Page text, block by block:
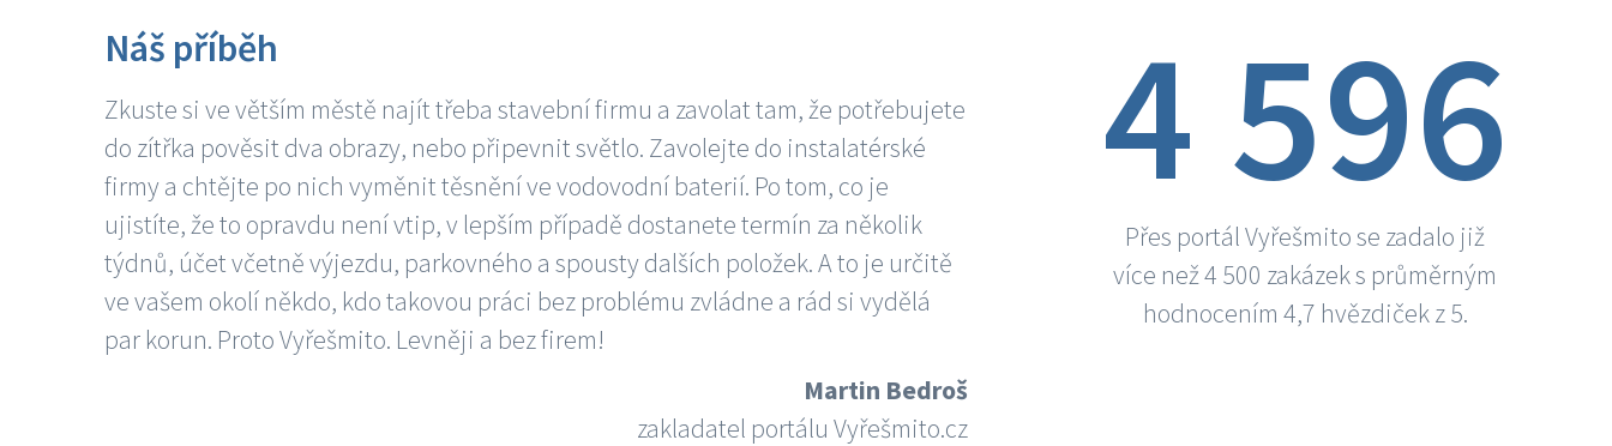
Náš příběh
Zkuste si ve větším městě najít třeba stavební firmu a zavolat tam, že potřebujete
do zítřka pověsit dva obrazy, nebo připevnit světlo. Zavolejte do instalatérské
firmy a chtějte po nich vyměnit těsnění ve vodovodní baterií. Po tom, co je
ujistíte, že to opravdu není vtip, v lepším případě dostanete termín za několik
týdnů, účet včetně výjezdu, parkovného a spousty dalších položek. A to je určitě
ve vašem okolí někdo, kdo takovou práci bez problému zvládne a rád si vydělá
par korun. Proto Vyřešmito. Levněji a bez firem!
Martin Bedroš
zakladatel portálu Vyřešmito.cz
4 596
Přes portál Vyřešmito se zadalo již
více než 4 500 zakázek s průměrným
hodnocením 4,7 hvězdiček z 5.